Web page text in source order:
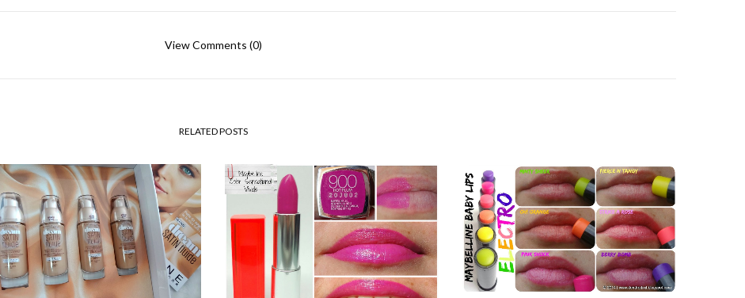
View Comments (0)
RELATED POSTS